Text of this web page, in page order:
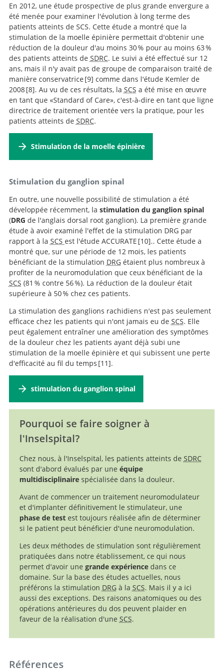
En 2012, une étude prospective de plus grande envergure a
été menée pour examiner l'évolution à long terme des
patients atteints de SCS. Cette étude a montré que la
stimulation de la moelle épinière permettait d'obtenir une
réduction de la douleur d'au moins 30 % pour au moins 63 %
des patients atteints de SDRC. Le suivi a été effectué sur 12
ans, mais il n'y avait pas de groupe de comparaison traité de
manière conservatrice 9
Spinal cord stimulation for complex
regional pain syndrome type I: a prospective cohort
study with long-term follow-up.
comme dans l'étude Kemler de
2008 8
Effect of spinal cord
stimulation for chronic complex regional pain
a randomized controlled trial.
. Au vu de ces résultats, la SCS a été mise en œuvre
en tant que «Standard of Care», c'est-à-dire en tant que ligne
directrice de traitement orientée vers la pratique, pour les
patients atteints de SDRC.
Stimulation de la moelle épinière
Stimulation du ganglion spinal
En outre, une nouvelle possibilité de stimulation a été
développée récemment, la stimulation du ganglion spinal
(DRG de l'anglais dorsal root ganglion). La première grande
étude à avoir examiné l'effet de la stimulation DRG par
rapport à la SCS est l'étude ACCURATE 10
Dorsal root ganglion
stimulation yielded higher treatment success rate for
complex regional pain syndrome and causalgia at 3
and 12 months: a randomized comparative trial.
.. Cette étude a
montré que, sur une période de 12 mois, les patients
bénéficiant de la stimulation DRGétaient plus nombreux à
profiter de la neuromodulation que ceux bénéficiant de la
SCS (81 % contre 56 %). La réduction de la douleur était
supérieure à 50 % chez ces patients.
La stimulation des ganglions rachidiens n'est pas seulement
efficace chez les patients qui n'ont jamais eu de SCS. Elle
peut également entraîner une amélioration des symptômes
de la douleur chez les patients ayant déjà subi une
stimulation de la moelle épinière et qui subissent une perte
d'efficacité au fil du temps 11
as a Salvage Treatment for Complex Regional Pain
Syndrome Refractory to Dorsal Column Spinal Cord
Stimulation: A Case Series.
.
stimulation du ganglion spinal
Pourquoi se faire soigner à
l'Inselspital?
Chez nous, à l'Inselspital, les patients atteints de SDRC
sont d'abord évalués par une équipe
multidisciplinairespécialisée dans la douleur.
Avant de commencer un traitement neuromodulateur
et d'implanter définitivement le stimulateur, une
phase de testest toujours réalisée afin de déterminer
si le patient peut bénéficier d'une neuromodulation.
Les deux méthodes de stimulation sont régulièrement
pratiquées dans notre établissement, ce qui nous
permet d'avoir une grande expériencedans ce
domaine. Sur la base des études actuelles, nous
préférons la stimulation DRGà la SCS. Mais il y a ici
aussi des exceptions. Des raisons anatomiques ou des
opérations antérieures du dos peuvent plaider en
faveur de la réalisation d'une SCS.
Références